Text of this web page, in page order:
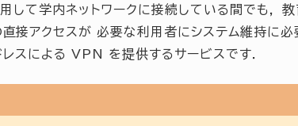
して学内ネットワークに接続している間でも，
直接アクセスが 必要な利用者にシステム維持に
スによる VPN を提供するサービスです．